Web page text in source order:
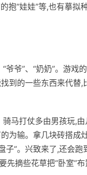
抱“娃娃”等,也有摹拟
爷爷”、“奶奶”。游戏
到的一些东西来代替,
马打仗多由男孩玩,由
为输。拿几块砖搭成
子”。兴致来了,还会
摘些花草把“卧室”布